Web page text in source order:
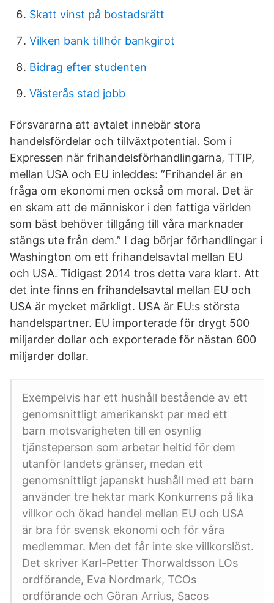
Skatt vinst på bostadsrätt
Vilken bank tillhör bankgirot
Bidrag efter studenten
Västerås stad jobb
Försvararna att avtalet innebär stora
handelsfördelar och tillväxtpotential. Som i
Expressen när frihandelsförhandlingarna, TTIP,
mellan USA och EU inleddes: ”Frihandel är en
fråga om ekonomi men också om moral. Det är
en skam att de människor i den fattiga världen
som bäst behöver tillgång till våra marknader
stängs ute från dem.” I dag börjar förhandlingar i
Washington om ett frihandelsavtal mellan EU
och USA. Tidigast 2014 tros detta vara klart. Att
det inte finns en frihandelsavtal mellan EU och
USA är mycket märkligt. USA är EU:s största
handelspartner. EU importerade för drygt 500
miljarder dollar och exporterade för nästan 600
miljarder dollar.
Exempelvis har ett hushåll bestående av ett
genomsnittligt amerikanskt par med ett
barn motsvarigheten till en osynlig
tjänsteperson som arbetar heltid för dem
utanför landets gränser, medan ett
genomsnittligt japanskt hushåll med ett barn
använder tre hektar mark Konkurrens på lika
villkor och ökad handel mellan EU och USA
är bra för svensk ekonomi och för våra
medlemmar. Men det får inte ske villkorslöst.
Det skriver Karl-Petter Thorwaldsson LOs
ordförande, Eva Nordmark, TCOs
ordförande och Göran Arrius, Sacos